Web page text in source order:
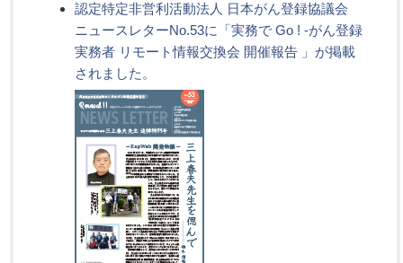
認定特定非営利活動法人 日本がん登録協議会
ニュースレターNo.53に「実務で Go ! -がん登録
実務者 リモート情報交換会 開催報告 」が掲載
されました。